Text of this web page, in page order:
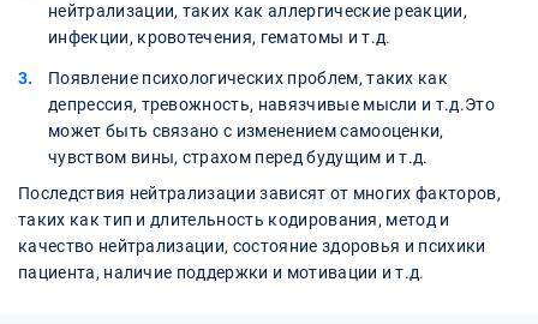
нейтрализации, таких как аллергические реакции,
инфекции, кровотечения, гематомы и т.д.
Появление психологических проблем, таких как
депрессия, тревожность, навязчивые мысли и т.д.Это
может быть связано с изменением самооценки,
чувством вины, страхом перед будущим и т.д.
Последствия нейтрализации зависят от многих факторов,
таких как тип и длительность кодирования, метод и
качество нейтрализации, состояние здоровья и психики
пациента, наличие поддержки и мотивации и т.д.